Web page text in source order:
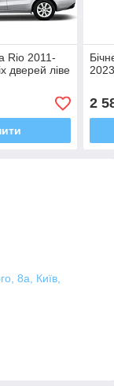
Rio 2011-
дверей ліве
2
8а, Київ,